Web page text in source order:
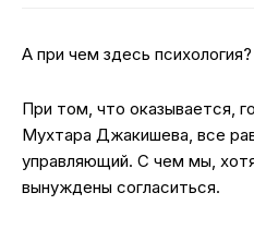
А при чем здесь психология?
При том, что оказывается,
Мухтара Джакишева, все
управляющий. С чем мы,
вынуждены согласиться.